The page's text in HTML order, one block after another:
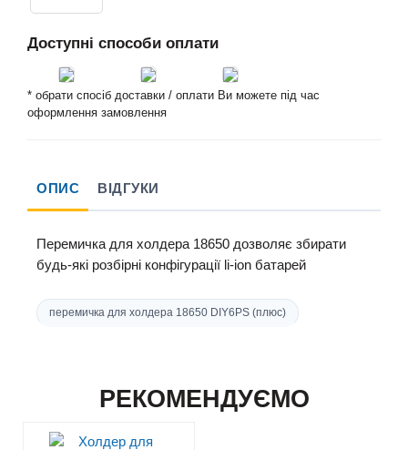
Доступні способи оплати
* обрати спосіб доставки / оплати Ви можете під час
оформлення замовлення
ОПИС ВІДГУКИ
Перемичка для холдера 18650 дозволяє збирати
будь-які розбірні конфігурації li-ion батарей
перемичка для холдера 18650 DIY6PS (плюс)
РЕКОМЕНДУЄМО